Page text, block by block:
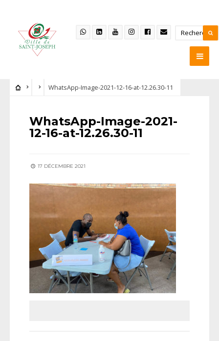
WhatsApp-Image-2021-12-16-at-12.26.30-11
WhatsApp-Image-2021-
12-16-at-12.26.30-11
17 DÉCEMBRE 2021